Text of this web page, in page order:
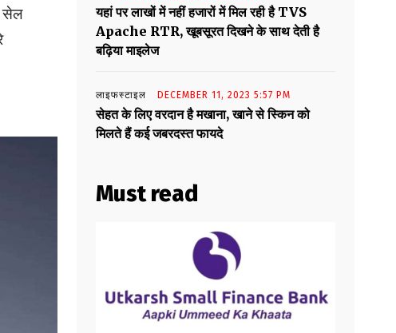
सेल
यहां पर लाखों में नहीं हजारों में मिल रही है TVS
Apache RTR, खूबसूरत दिखने के साथ देती है
बढ़िया माइलेज
लाइफस्टाइल DECEMBER 11, 2023 5:57 PM
सेहत के लिए वरदान है मखाना, खाने से स्किन को
मिलते हैं कई जबरदस्त फायदे
Must read